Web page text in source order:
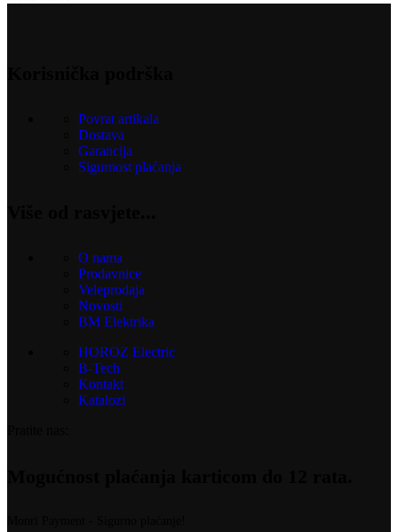
Povrat artikala
Dostava
Garancija
Sigurnost plaćanja
O nama
Prodavnice
Veleprodaja
Novosti
BM Elektrika
HOROZ Electric
B-Tech
Kontakt
Katalozi